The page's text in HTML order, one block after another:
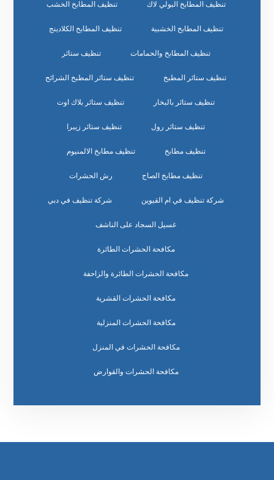
تنظيف المطابخ البولي لاك تنظيف المطابخ الخشب
تنظيف المطابخ الخشبية تنظيف المطابخ الكلادينج
تنظيف المطابخ والحمامات تنظيف ستائر
تنظيف ستائر المطبخ تنظيف ستائر المطبخ الشرائح
تنظيف ستائر بالبخار تنظيف ستائر بلاك اوت
تنظيف ستائر رول تنظيف ستائر زيبرا
تنظيف مطابخ تنظيف مطابخ الالمنيوم
تنظيف مطابخ الصاج رش الحشرات
شركة تنظيف في ام القيوين شركة تنظيف في دبي
غسيل السجاد على الناشف
مكافحة الحشرات الطائرة
مكافحة الحشرات الطائرة والزاحفة
مكافحة الحشرات القشرية
مكافحة الحشرات المنزلية
مكافحة الحشرات في المنزل
مكافحة الحشرات والقوارض